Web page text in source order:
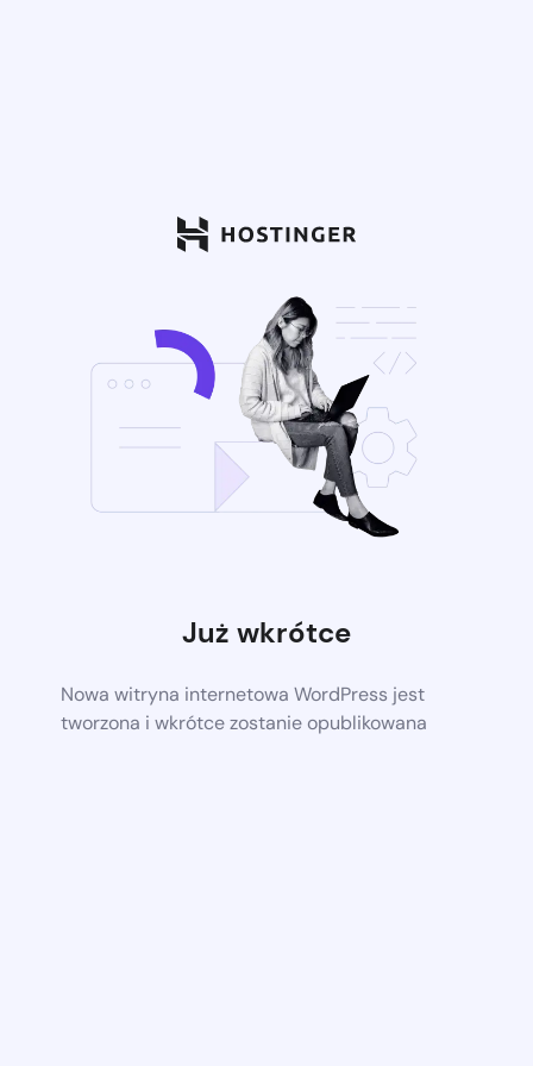
Już wkrótce
Nowa witryna internetowa WordPress jest
tworzona i wkrótce zostanie opublikowana